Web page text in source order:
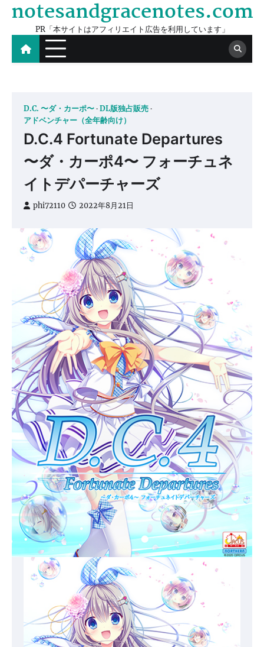
Skip
content
notesandgracenotes.com
PR「本サイトはアフィリエイト広告を利用しています」
D.C. 〜ダ・カーポ〜 DL版独占販売
アドベンチャー（全年齢向け）
D.C.4 Fortunate Departures
〜ダ・カーポ4〜 フォーチュネ
イトデパーチャーズ
phi72110 2022年8月21日